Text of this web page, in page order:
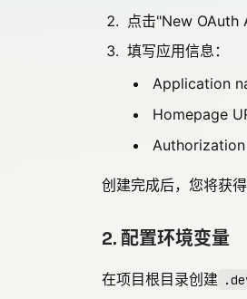
点击"New OAuth
填写应用信息：
Application
Homepage
创建完成后，您将获
2. 配置环境变量
在项目根目录创建